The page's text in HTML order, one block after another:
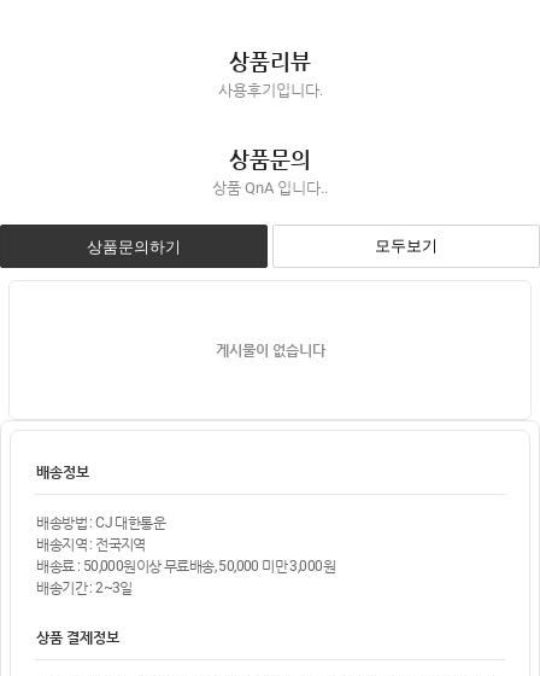
상품리뷰
사용후기입니다.
상품문의
상품 QnA 입니다..
상품문의하기 모두보기
게시물이 없습니다
배송정보
배송방법 : CJ 대한통운
배송지역 : 전국지역
배송료 : 50,000원이상 무료배송, 50,000 미만 3,000원
배송기간 : 2~3일
상품 결제정보